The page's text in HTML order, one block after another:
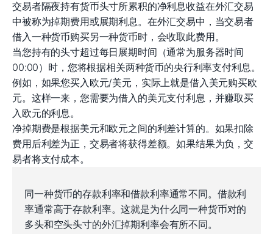
交易者隔夜持有货币头寸所累积的净利息收益在外汇交易
中被称为掉期费用或展期利息。在外汇交易中，当交易者
借入一种货币购买另一种货币时，会收取此费用。
当您持有的头寸超过每日展期时间（通常为服务器时间
00:00）时，您将根据相关两种货币的央行利率支付利息。
例如，如果您买入欧元/美元，实际上就是借入美元购买欧
元。这样一来，您需要为借入的美元支付利息，并赚取买
入欧元的利息。
净掉期费是根据美元和欧元之间的利差计算的。如果扣除
费用后利差为正，交易者将获得差额。如果结果为负，交
易者将支付成本。
同一种货币的存款利率和借款利率通常不同。借款利
率通常高于存款利率。这就是为什么同一种货币对的
多头和空头头寸的外汇掉期利率会有所不同。